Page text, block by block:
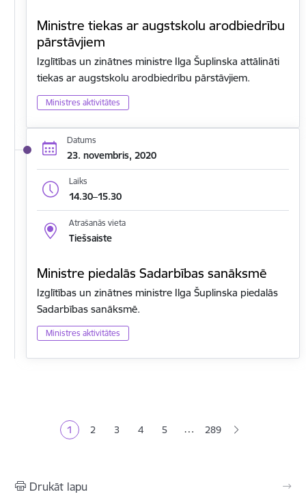
Ministre tiekas ar augstskolu arodbiedrību
pārstāvjiem
Izglītības un zinātnes ministre Ilga Šuplinska attālināti
tiekas ar augstskolu arodbiedrību pārstāvjiem.
Ministres aktivitātes
Datums
23. novembris, 2020
Laiks
14.30–15.30
Atrašanās vieta
Tiešsaiste
Ministre piedalās Sadarbības sanāksmē
Izglītības un zinātnes ministre Ilga Šuplinska piedalās
Sadarbības sanāksmē.
Ministres aktivitātes
Pašreizējā lapa
1 Lapa
2 Lapa
3 Lapa
4 Lapa
5 … 289
Drukāt lapu